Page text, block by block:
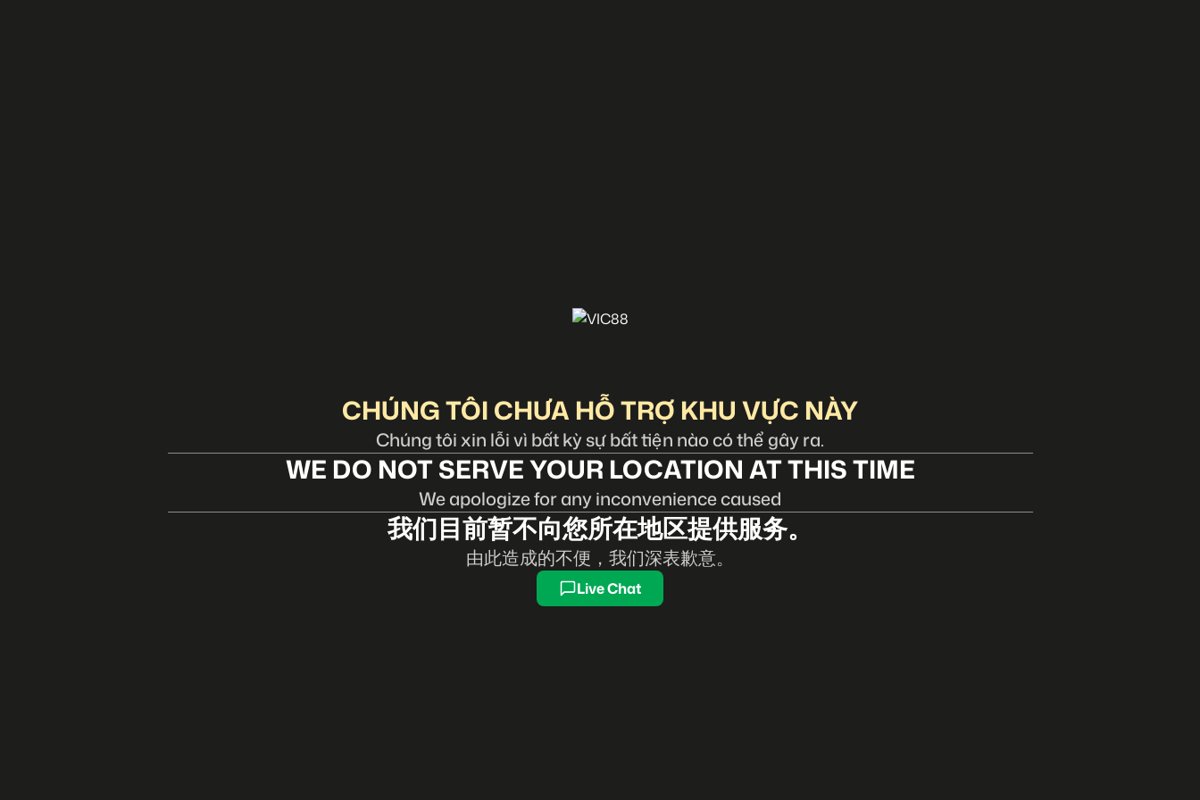
CHÚNG TÔI CHƯA HỖ TRỢ KHU VỰC NÀY
Chúng tôi xin lỗi vì bất kỳ sự bất tiện nào có thể gây ra.
WE DO NOT SERVE YOUR LOCATION AT THIS TIME
We apologize for any inconvenience caused
我们目前暂不向您所在地区提供服务。
由此造成的不便，我们深表歉意。
Live Chat